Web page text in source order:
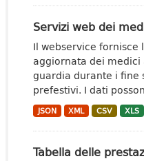
Servizi web dei
Il webservice
aggiornata dei
guardia durante i fine
prefestivi. I dati
JSON XML CSV XLS
Tabella delle